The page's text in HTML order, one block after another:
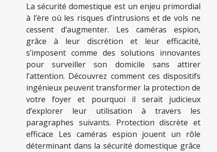
La sécurité domestique est un enjeu primordial
à l’ère où les risques d’intrusions et de vols ne
cessent d’augmenter. Les caméras espion,
grâce à leur discrétion et leur efficacité,
s’imposent comme des solutions innovantes
pour surveiller son domicile sans attirer
l’attention. Découvrez comment ces dispositifs
ingénieux peuvent transformer la protection de
votre foyer et pourquoi il serait judicieux
d’explorer leur utilisation à travers les
paragraphes suivants. Protection discrète et
efficace Les caméras espion jouent un rôle
déterminant dans la sécurité domestique grâce